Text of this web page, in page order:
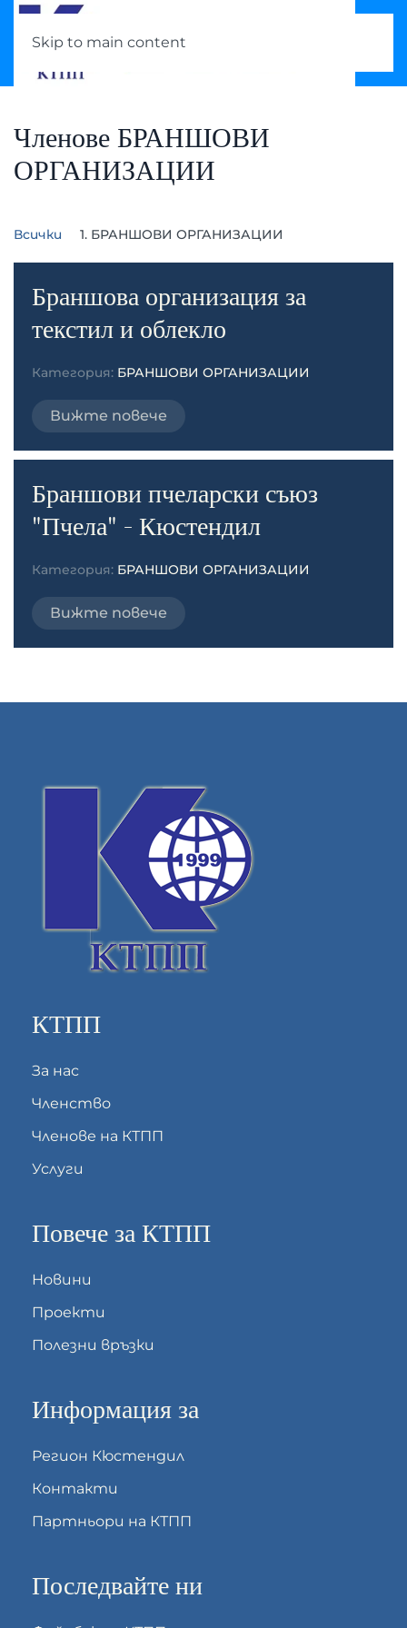
Skip to main content
Членове БРАНШОВИ
ОРГАНИЗАЦИИ
Всички 1. БРАНШОВИ ОРГАНИЗАЦИИ
Браншова организация за
текстил и облекло
Категория: БРАНШОВИ ОРГАНИЗАЦИИ
Вижте повече
Браншови пчеларски съюз
"Пчела" - Кюстендил
Категория: БРАНШОВИ ОРГАНИЗАЦИИ
Вижте повече
КТПП
За нас
Членство
Членове на КТПП
Услуги
Повече за КТПП
Новини
Проекти
Полезни връзки
Информация за
Регион Кюстендил
Контакти
Партньори на КТПП
Последвайте ни